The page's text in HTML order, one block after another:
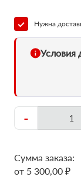
Нужна
Условия
-
Сумма заказа:
от 5 300,00 ₽